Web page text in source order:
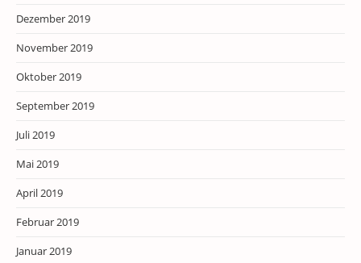
Dezember 2019
November 2019
Oktober 2019
September 2019
Juli 2019
Mai 2019
April 2019
Februar 2019
Januar 2019